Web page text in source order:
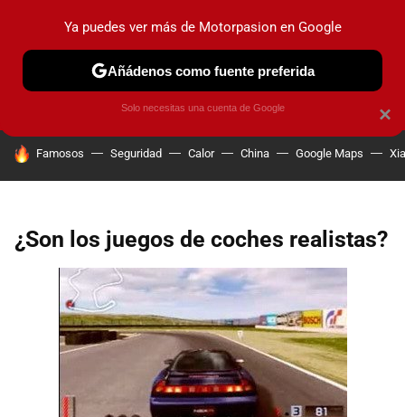
PRUEBAS COCHES ELÉCTRICOS OBSERVATORIO
HOY SE HABLA DE
Famosos Seguridad Calor China Google Maps
¿Son los juegos de coches realistas?
×
Ya puedes ver más de Motorpasion en Google
Añádenos como fuente preferida
Solo necesitas una cuenta de Google